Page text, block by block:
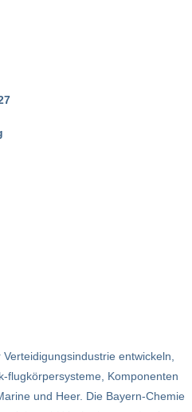
entwickeln,
flugkörpersysteme, Komponenten
und Heer. Die Bayern-Chemie